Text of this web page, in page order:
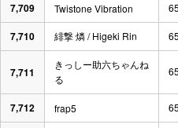
7,709 Twistone Vibration
7,710 緋撃 燐 / Higeki Rin
7,711
きっしー助六ちゃんね
る
7,712 frap5